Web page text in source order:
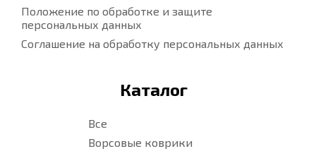
Положение по обработке и защите
персональных данных
Соглашение на обработку персональных данных
Каталог
Все
Ворсовые коврики